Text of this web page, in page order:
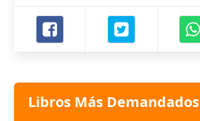
Libros Más Demandados